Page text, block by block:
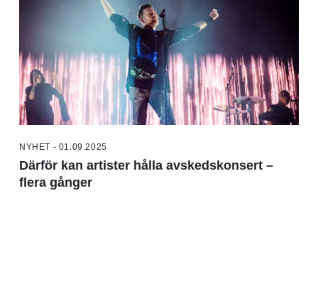
NYHET - 01.09.2025
Därför kan artister hålla avskedskonsert –
flera gånger